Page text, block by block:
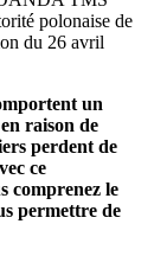
polonaise de
du 26 avril
un
raison de
perdent de
ce
comprenez le
permettre de